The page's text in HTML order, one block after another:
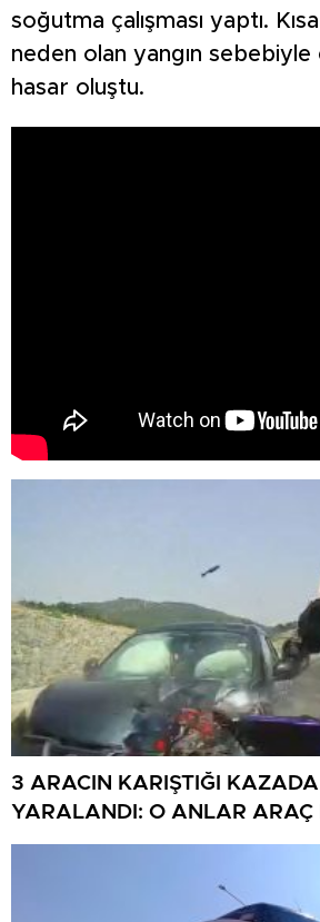
soğutma çalışması yaptı.
neden olan yangın
hasar oluştu.
3 ARACIN KARIŞTIĞI KAZADA
YARALANDI: O ANLAR ARAÇ
YANSIDI